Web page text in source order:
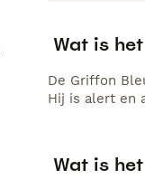
Wat is
De Griffon
Hij is alert en
Wat is